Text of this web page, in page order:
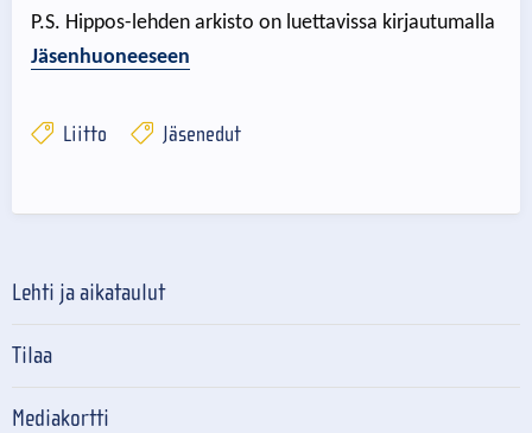
P.S. Hippos-lehden arkisto on luettavissa kirjautumalla
Jäsenhuoneeseen
Liitto Jäsenedut
Lehti ja aikataulut
Tilaa
Mediakortti